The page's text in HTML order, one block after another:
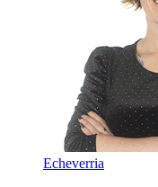
Echeverria